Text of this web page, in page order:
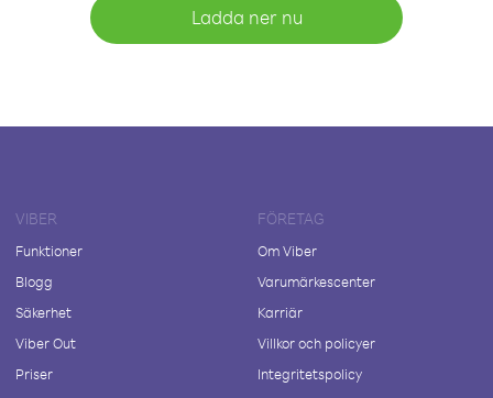
Ladda ner nu
VIBER
Funktioner
Blogg
Säkerhet
Viber Out
Priser
FÖRETAG
Om Viber
Varumärkescenter
Karriär
Villkor och policyer
Integritetspolicy